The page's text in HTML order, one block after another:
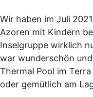
Wir haben im Juli
Azoren mit Kindern
Inselgruppe wirklich
war wunderschön
Thermal Pool im
oder gemütlich am